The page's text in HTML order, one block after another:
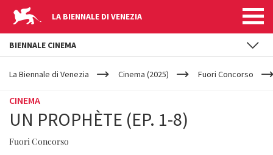
LA BIENNALE DI VENEZIA
YOUR
ARE
La Biennale di Venezia Cinema (2025) Fuori Concorso
CINEMA
UN PROPHÈTE (EP. 1-8)
Fuori Concorso
BIENNALE CINEMA